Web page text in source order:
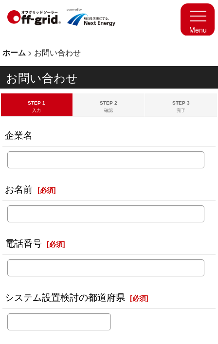
ホーム > お問い合わせ
お問い合わせ
STEP 1
入力
STEP 2
確認
STEP 3
完了
企業名
お名前 [必須]
電話番号 [必須]
システム設置検討の都道府県 [必須]